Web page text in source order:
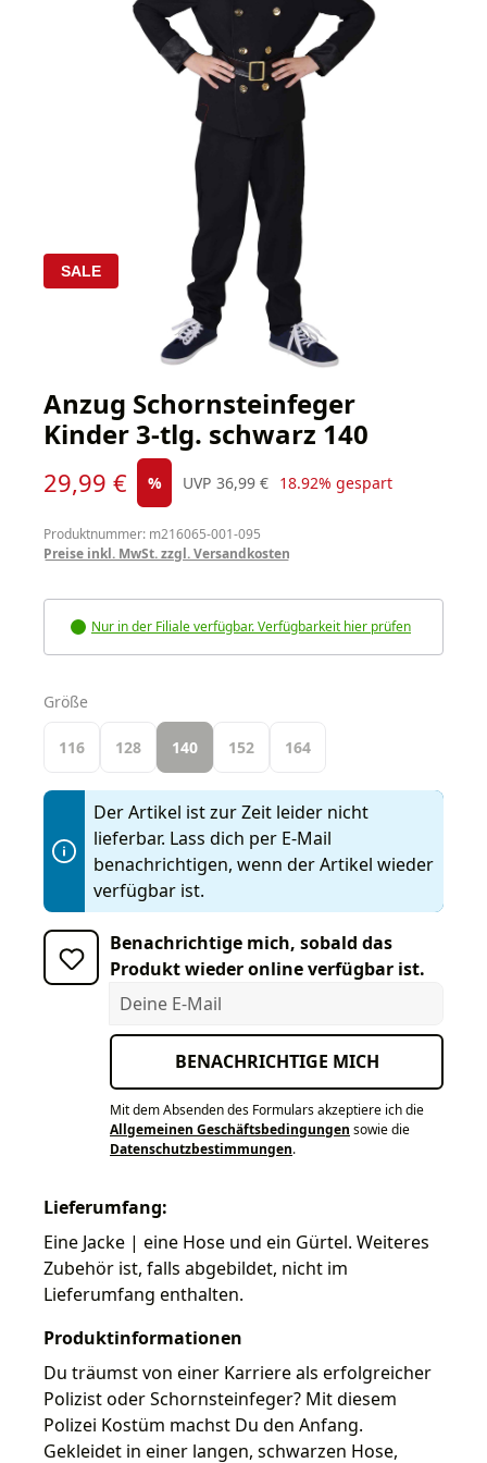
SALE
Anzug Schornsteinfeger
Kinder 3-tlg. schwarz 140
Verkaufspreis:
29,99 € % UVP
Regulärer Preis:
36,99 € 18.92% gespart
Produktnummer: m216065-001-095
Preise inkl. MwSt. zzgl. Versandkosten
Nur in der Filiale verfügbar. Verfügbarkeit hier prüfen
Größe
116 128 140 152 164
Der Artikel ist zur Zeit leider nicht
lieferbar. Lass dich per E-Mail
benachrichtigen, wenn der Artikel wieder
verfügbar ist.
Benachrichtige mich, sobald das
Produkt wieder online verfügbar ist.
Deine E-Mail
BENACHRICHTIGE MICH
Mit dem Absenden des Formulars akzeptiere ich die
Allgemeinen Geschäftsbedingungen sowie die
Datenschutzbestimmungen.
Lieferumfang:
Eine Jacke | eine Hose und ein Gürtel. Weiteres
Zubehör ist, falls abgebildet, nicht im
Lieferumfang enthalten.
Produktinformationen
Du träumst von einer Karriere als erfolgreicher
Polizist oder Schornsteinfeger? Mit diesem
Polizei Kostüm machst Du den Anfang.
Gekleidet in einer langen, schwarzen Hose,